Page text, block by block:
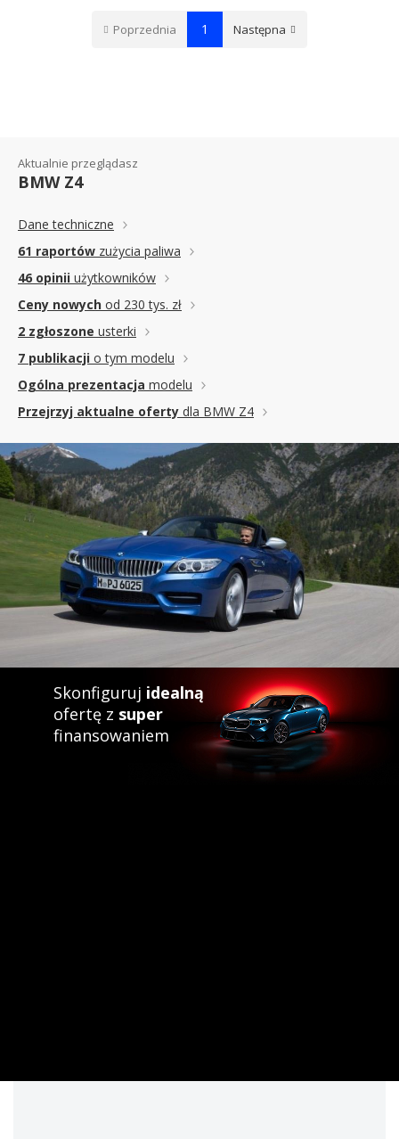
Poprzednia 1 Następna
Aktualnie przeglądasz
BMW Z4
Dane techniczne
61 raportów zużycia paliwa
46 opinii użytkowników
Ceny nowych od 230 tys. zł
2 zgłoszone usterki
7 publikacji o tym modelu
Ogólna prezentacja modelu
Przejrzyj aktualne oferty dla BMW Z4
Skonfiguruj idealną
ofertę z super
finansowaniem